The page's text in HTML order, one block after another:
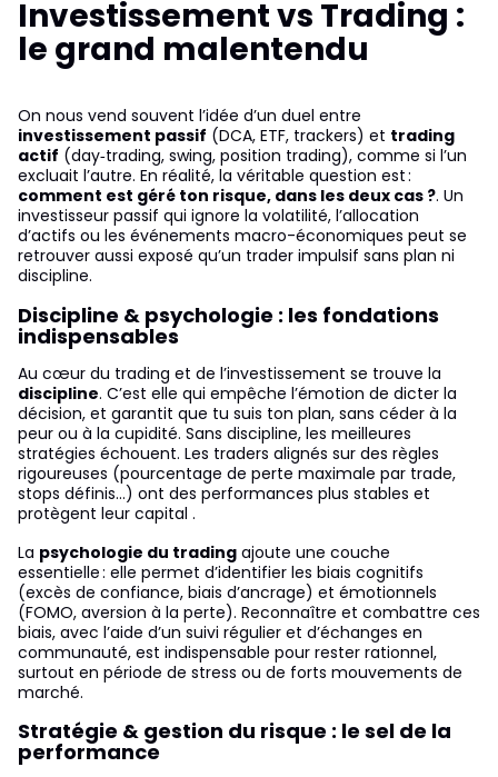
Investissement vs Trading :
le grand malentendu
On nous vend souvent l’idée d’un duel entre
investissement passif (DCA, ETF, trackers) et trading
actif (day‑trading, swing, position trading), comme si l’un
excluait l’autre. En réalité, la véritable question est :
comment est géré ton risque, dans les deux cas ?. Un
investisseur passif qui ignore la volatilité, l’allocation
d’actifs ou les événements macro-économiques peut se
retrouver aussi exposé qu’un trader impulsif sans plan ni
discipline.
Discipline & psychologie : les fondations
indispensables
Au cœur du trading et de l’investissement se trouve la
discipline. C’est elle qui empêche l’émotion de dicter la
décision, et garantit que tu suis ton plan, sans céder à la
peur ou à la cupidité. Sans discipline, les meilleures
stratégies échouent. Les traders alignés sur des règles
rigoureuses (pourcentage de perte maximale par trade,
stops définis…) ont des performances plus stables et
protègent leur capital .
La psychologie du trading ajoute une couche
essentielle : elle permet d’identifier les biais cognitifs
(excès de confiance, biais d’ancrage) et émotionnels
(FOMO, aversion à la perte). Reconnaître et combattre ces
biais, avec l’aide d’un suivi régulier et d’échanges en
communauté, est indispensable pour rester rationnel,
surtout en période de stress ou de forts mouvements de
marché.
Stratégie & gestion du risque : le sel de la
performance